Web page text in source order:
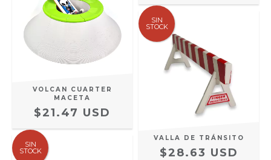
VOLCAN CUARTER
MACETA
$21.47 USD
SIN
STOCK
VALLA DE TRÁNSITO
$28.63 USD
SIN
STOCK